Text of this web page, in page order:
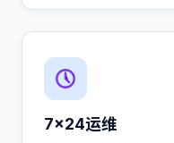
7×24运维